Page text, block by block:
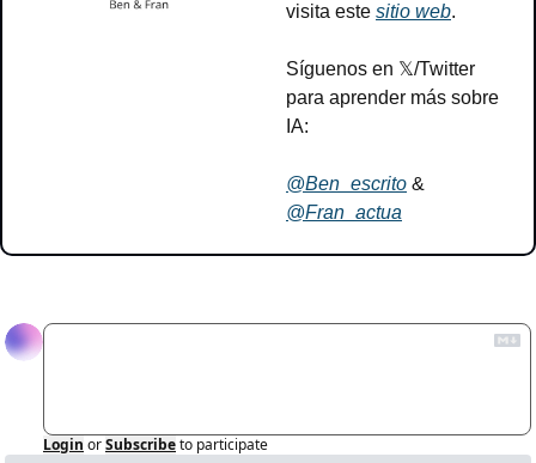
visita este sitio web.
Síguenos en 𝕏/Twitter
para aprender más sobre
IA:
@Ben_escrito
@Fran_actua
Login orSubscribeto participate